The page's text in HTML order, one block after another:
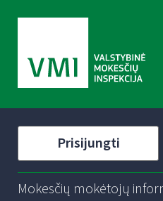
Prisijungti
Mokesčių mokėtojų